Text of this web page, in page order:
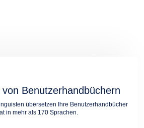
Benutzerhandbüchern
übersetzen Ihre Benutzerhandbücher
in mehr als 170 Sprachen.